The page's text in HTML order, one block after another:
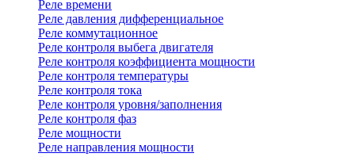
Реле времени
Реле давления дифференциальное
Реле коммутационное
Реле контроля выбега двигателя
Реле контроля коэффициента мощности
Реле контроля температуры
Реле контроля тока
Реле контроля уровня/заполнения
Реле контроля фаз
Реле мощности
Реле направления мощности